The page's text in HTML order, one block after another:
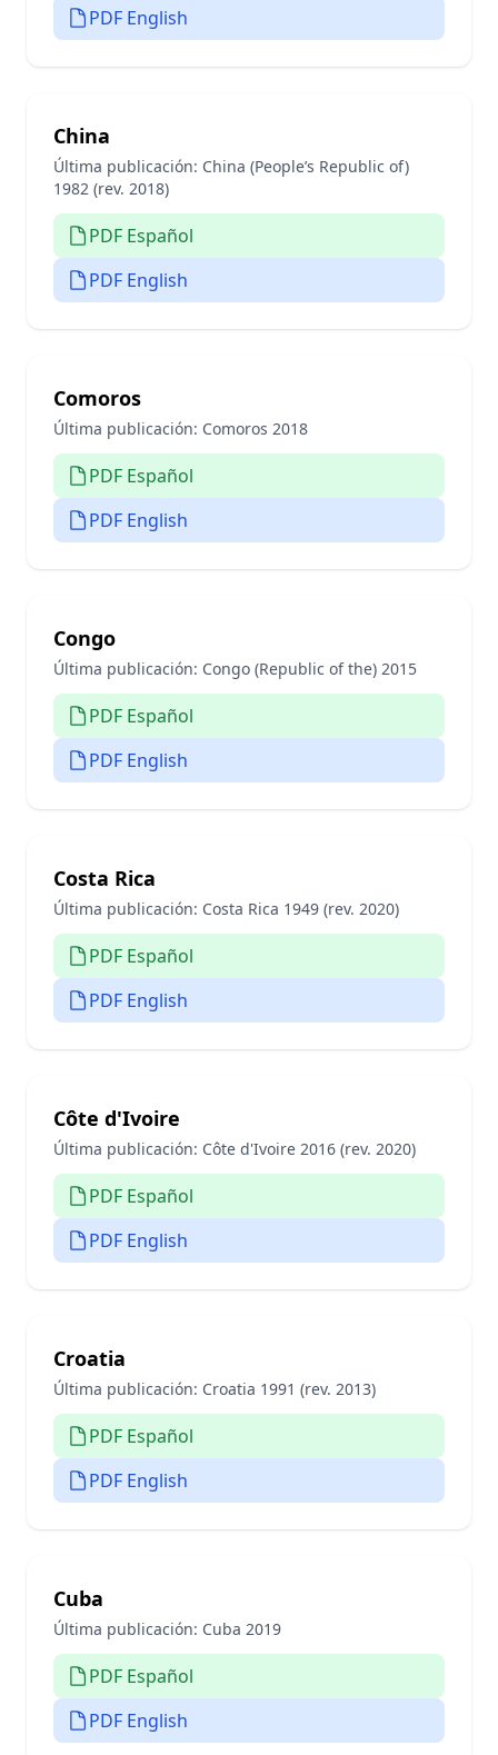
PDF English
China
Última publicación: China (People’s Republic of)
1982 (rev. 2018)
PDF Español
PDF English
Comoros
Última publicación: Comoros 2018
PDF Español
PDF English
Congo
Última publicación: Congo (Republic of the) 2015
PDF Español
PDF English
Costa Rica
Última publicación: Costa Rica 1949 (rev. 2020)
PDF Español
PDF English
Côte d'Ivoire
Última publicación: Côte d'Ivoire 2016 (rev. 2020)
PDF Español
PDF English
Croatia
Última publicación: Croatia 1991 (rev. 2013)
PDF Español
PDF English
Cuba
Última publicación: Cuba 2019
PDF Español
PDF English